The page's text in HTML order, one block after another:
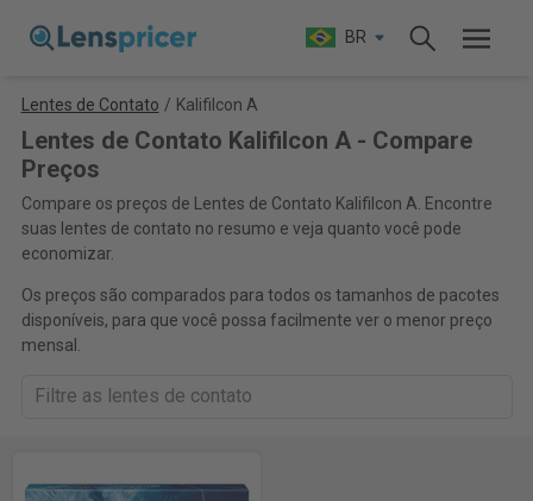
BR
Lentes de Contato / Kalifilcon A
Lentes de Contato Kalifilcon A - Compare
Preços
Compare os preços de Lentes de Contato Kalifilcon A. Encontre
suas lentes de contato no resumo e veja quanto você pode
economizar.
Os preços são comparados para todos os tamanhos de pacotes
disponíveis, para que você possa facilmente ver o menor preço
mensal.